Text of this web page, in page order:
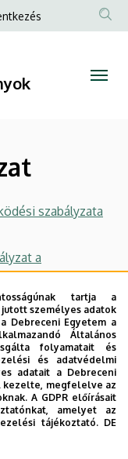
szabályzata
a
Tudományi
kiegészítve
2016.
esetén (2014)
tartja a
személyes adatok
Debreceni Egyetem a
Általános
folyamatait és
és adatvédelmi
adatait a Debreceni
kezelte, megfelelve az
A GDPR előírásait
amelyet az
tájékoztató. DE